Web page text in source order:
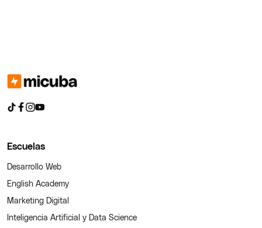
Escuelas
Desarrollo Web
English Academy
Marketing Digital
Inteligencia Artificial y Data Science